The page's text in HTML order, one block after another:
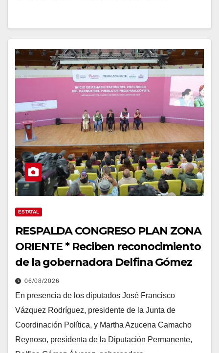
ESTATAL
RESPALDA CONGRESO PLAN ZONA
ORIENTE * Reciben reconocimiento
de la gobernadora Delfina Gómez
06/08/2026
En presencia de los diputados José Francisco
Vázquez Rodríguez, presidente de la Junta de
Coordinación Política, y Martha Azucena Camacho
Reynoso, presidenta de la Diputación Permanente,